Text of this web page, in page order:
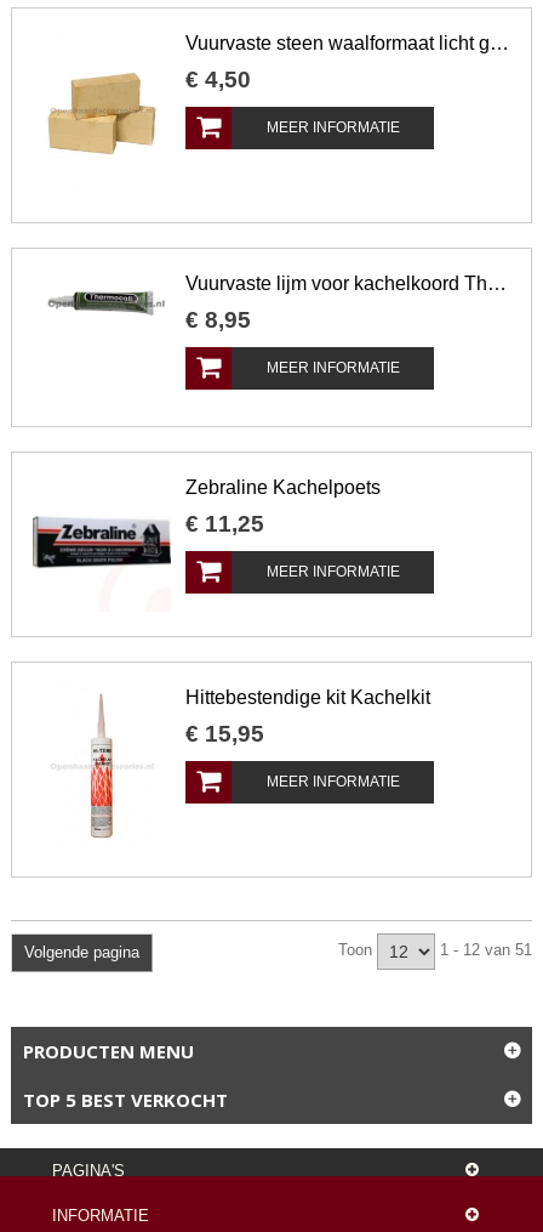
Vuurvaste steen waalformaat licht geel
€ 4,50
MEER INFORMATIE
Vuurvaste lijm voor kachelkoord Thermocoll
€ 8,95
MEER INFORMATIE
Zebraline Kachelpoets
€ 11,25
MEER INFORMATIE
Hittebestendige kit Kachelkit
€ 15,95
MEER INFORMATIE
Volgende pagina Toon 1 - 12 van 51
PRODUCTEN MENU
TOP 5 BEST VERKOCHT
PAGINA'S
INFORMATIE